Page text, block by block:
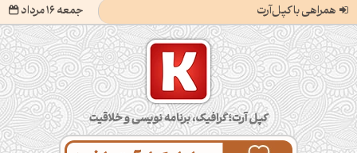
همراهی با کپل‌آرت جمعه 16 مرداد کپل‌آرت؛ گرافیک، برنامه‌نویسی و خلاقیت